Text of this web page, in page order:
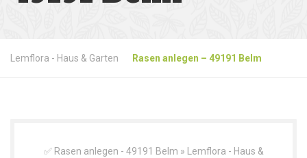
Lemflora - Haus & Garten Rasen anlegen – 49191 Belm
✅ Rasen anlegen - 49191 Belm » Lemflora - Haus &